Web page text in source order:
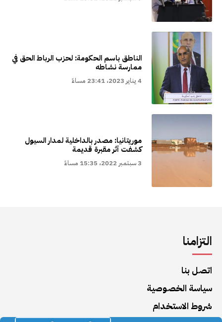
الناطق باسم الحكومة: لحزب الرباط الحق في
ممارسة نشاطه
4 يناير 2023، 23:41 مساءً
موريتانيا: مصدر بالداخلية لمدار السيول
كشفت آثر مقبرة قديمة
3 سبتمبر 2022، 15:35 مساءً
التزامنا
اتصل بنا
سياسة الخصوصية
شروط الاستخدام